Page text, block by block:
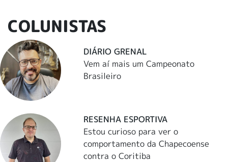
COLUNISTAS
DIÁRIO GRENAL
Vem aí mais um Campeonato
Brasileiro
RESENHA ESPORTIVA
Estou curioso para ver o
comportamento da Chapecoense
contra o Coritiba